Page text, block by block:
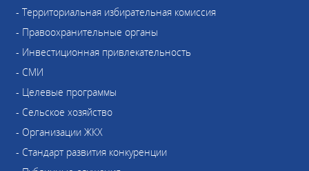
- Территориальная избирательная комиссия
- Правоохранительные органы
- Инвестиционная привлекательность
- СМИ
- Целевые программы
- Сельское хозяйство
- Организации ЖКХ
- Стандарт развития конкуренции